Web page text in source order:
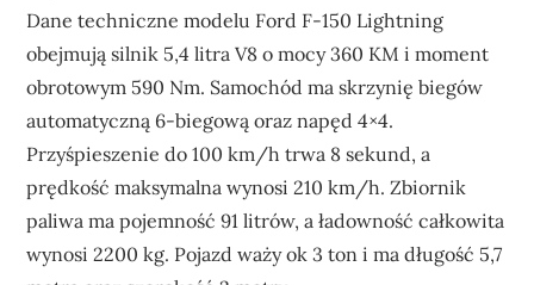
Dane techniczne modelu Ford F-150 Lightning
obejmują silnik 5,4 litra V8 o mocy 360 KM i moment
obrotowym 590 Nm. Samochód ma skrzynię biegów
automatyczną 6-biegową oraz napęd 4×4.
Przyśpieszenie do 100 km/h trwa 8 sekund, a
prędkość maksymalna wynosi 210 km/h. Zbiornik
paliwa ma pojemność 91 litrów, a ładowność całkowita
wynosi 2200 kg. Pojazd waży ok 3 ton i ma długość 5,7